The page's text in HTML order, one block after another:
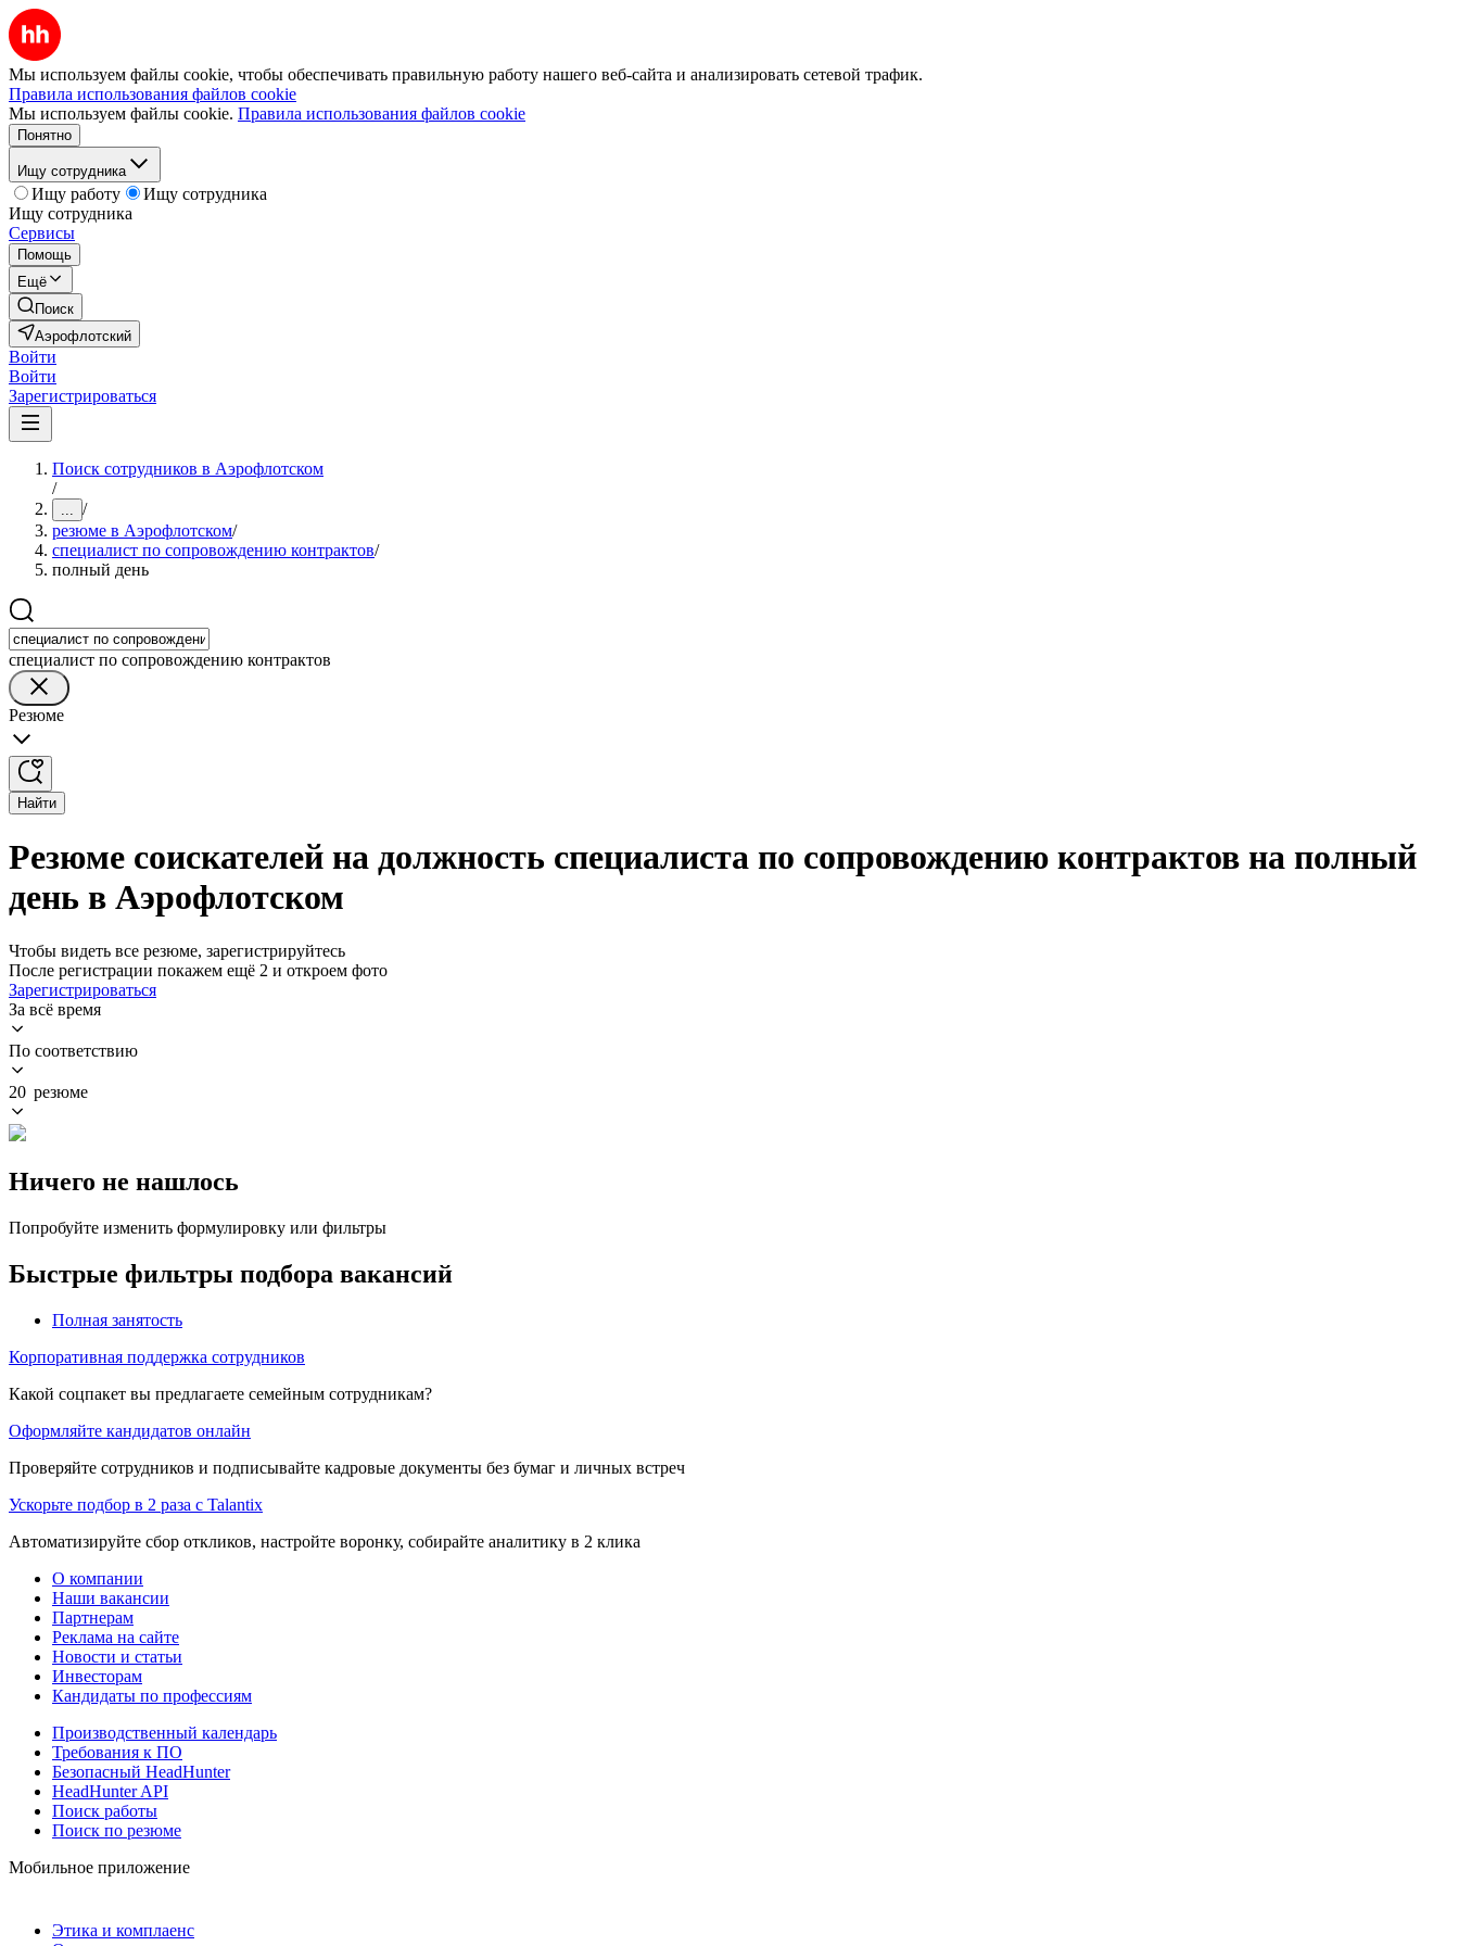
Мы используем файлы cookie, чтобы обеспечивать правильную работу нашего веб-сайта и анализировать сетевой трафик.
Правила использования файлов cookie
Мы используем файлы cookie. Правила использования файлов cookie
Понятно
Ищу сотрудника
Ищу работу
Ищу сотрудника
Ищу сотрудника
Сервисы
Помощь
Ещё
Поиск
Аэрофлотский
Войти
Войти
Зарегистрироваться
Поиск сотрудников в Аэрофлотском
/
... /
резюме в Аэрофлотском/
специалист по сопровождению контрактов/
полный день
специалист по сопровождению контрактов
Резюме
Найти
Резюме соискателей на должность специалиста по сопровождению контрактов на полный
день в Аэрофлотском
Чтобы видеть все резюме, зарегистрируйтесь
После регистрации покажем ещё 2 и откроем фото
Зарегистрироваться
За всё время
По соответствию
20 резюме
Ничего не нашлось
Попробуйте изменить формулировку или фильтры
Быстрые фильтры подбора вакансий
Полная занятость
Корпоративная поддержка сотрудников
Какой соцпакет вы предлагаете семейным сотрудникам?
Оформляйте кандидатов онлайн
Проверяйте сотрудников и подписывайте кадровые документы без бумаг и личных встреч
Ускорьте подбор в 2 раза с Talantix
Автоматизируйте сбор откликов, настройте воронку, собирайте аналитику в 2 клика
О компании
Наши вакансии
Партнерам
Реклама на сайте
Новости и статьи
Инвесторам
Кандидаты по профессиям
Производственный календарь
Требования к ПО
Безопасный HeadHunter
HeadHunter API
Поиск работы
Поиск по резюме
Мобильное приложение
Этика и комплаенс